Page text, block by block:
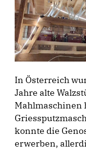
In Österreich
Jahre alte
Mahlmaschinen
konnte die
erwerben,